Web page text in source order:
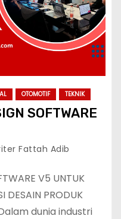
OTOMOTIF TEKNIK
SOFTWARE
Fattah Adib
V5 UNTUK
DESAIN PRODUK
dunia industri